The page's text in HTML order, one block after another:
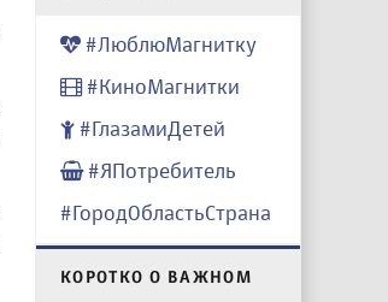
#ЛюблюМагнитку
#КиноМагнитки
#ГлазамиДетей
#ЯПотребитель
#ГородОбластьСтрана
КОРОТКО О ВАЖНОМ